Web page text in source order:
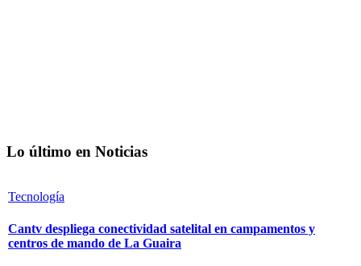
Lo último en Noticias
Tecnología
Cantv despliega conectividad satelital en campamentos y
centros de mando de La Guaira